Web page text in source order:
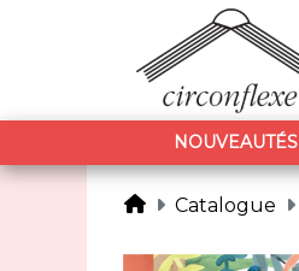
NOUVEAUTÉS
Catalogue